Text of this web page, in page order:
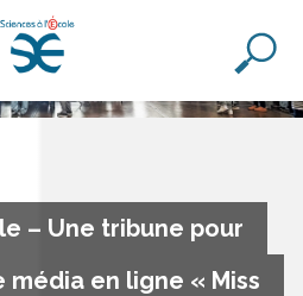
– Une tribune pour
média en ligne « Miss